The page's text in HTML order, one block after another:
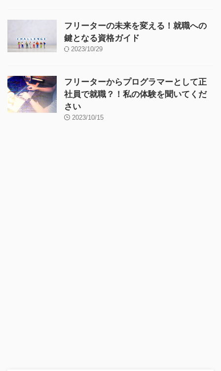
フリーターの未来を変える！就職への
鍵となる資格ガイド
2023/10/29
フリーターからプログラマーとして正
社員で就職？！私の体験を聞いてくだ
さい
2023/10/15